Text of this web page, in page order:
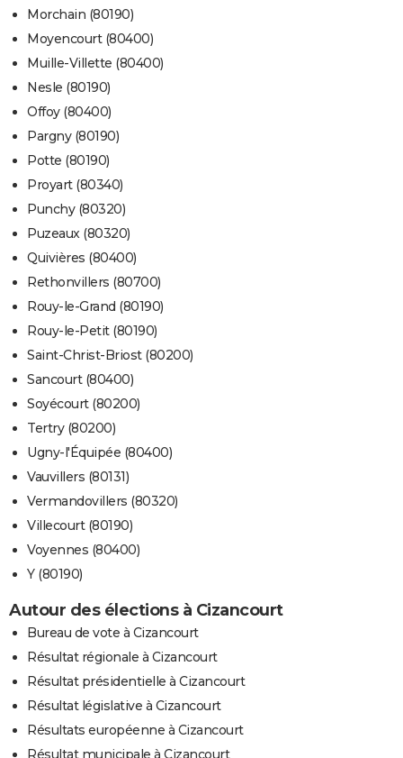
Morchain (80190)
Moyencourt (80400)
Muille-Villette (80400)
Nesle (80190)
Offoy (80400)
Pargny (80190)
Potte (80190)
Proyart (80340)
Punchy (80320)
Puzeaux (80320)
Quivières (80400)
Rethonvillers (80700)
Rouy-le-Grand (80190)
Rouy-le-Petit (80190)
Saint-Christ-Briost (80200)
Sancourt (80400)
Soyécourt (80200)
Tertry (80200)
Ugny-l'Équipée (80400)
Vauvillers (80131)
Vermandovillers (80320)
Villecourt (80190)
Voyennes (80400)
Y (80190)
Autour des élections à Cizancourt
Bureau de vote à Cizancourt
Résultat régionale à Cizancourt
Résultat présidentielle à Cizancourt
Résultat législative à Cizancourt
Résultats européenne à Cizancourt
Résultat municipale à Cizancourt